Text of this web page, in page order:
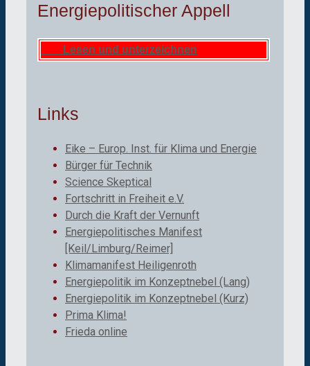
Energiepolitischer Appell
Lesen und unterzeichnen
Links
Eike – Europ. Inst. für Klima und Energie
Bürger für Technik
Science Skeptical
Fortschritt in Freiheit e.V.
Durch die Kraft der Vernunft
Energiepolitisches Manifest
[Keil/Limburg/Reimer]
Klimamanifest Heiligenroth
Energiepolitik im Konzeptnebel (Lang)
Energiepolitik im Konzeptnebel (Kurz)
Prima Klima!
Frieda online